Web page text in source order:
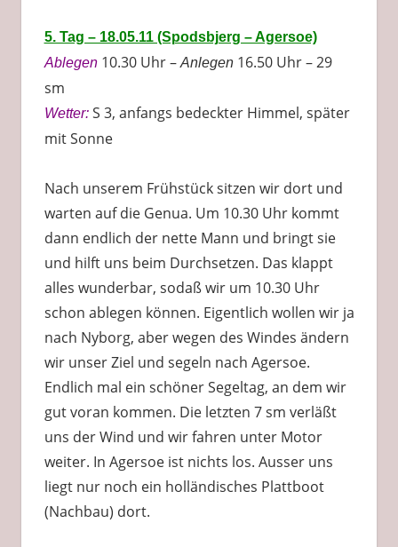
5. Tag – 18.05.11 (Spodsbjerg – Agersoe)
Ablegen10.30 Uhr –Anlegen16.50 Uhr – 29
sm
Wetter:S 3, anfangs bedeckter Himmel, später
mit Sonne
Nach unserem Frühstück sitzen wir dort und
warten auf die Genua. Um 10.30 Uhr kommt
dann endlich der nette Mann und bringt sie
und hilft uns beim Durchsetzen. Das klappt
alles wunderbar, sodaß wir um 10.30 Uhr
schon ablegen können. Eigentlich wollen wir ja
nach Nyborg, aber wegen des Windes ändern
wir unser Ziel und segeln nach Agersoe.
Endlich mal ein schöner Segeltag, an dem wir
gut voran kommen. Die letzten 7 sm verläßt
uns der Wind und wir fahren unter Motor
weiter. In Agersoe ist nichts los. Ausser uns
liegt nur noch ein holländisches Plattboot
(Nachbau) dort.